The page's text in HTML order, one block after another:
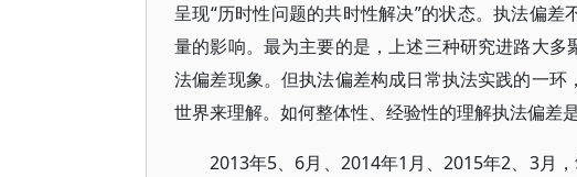
呈现“历时性问题的共时性解决”的状态。执法偏
量的影响。最为主要的是，上述三种研究进路大
法偏差现象。但执法偏差构成日常执法实践的一
世界来理解。如何整体性、经验性的理解执法偏差
2013年5、6月、2014年1月、2015年2、3月